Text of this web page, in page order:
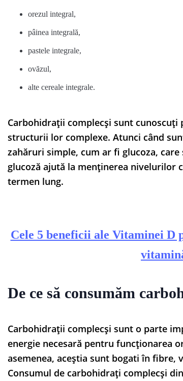
orezul integral,
pâinea integrală,
pastele integrale,
ovăzul,
alte cereale integrale.
Carbohidrații complecși sunt
structurii lor complexe. Atunci când
zahăruri simple, cum ar fi glucoza,
glucoză ajută la menținerea nivelurilor
termen lung.
Cele 5 beneficii ale Vitaminei D
De ce să consumăm
Carbohidrații complecși sunt o parte
energie necesară pentru funcționarea
asemenea, aceștia sunt bogati în fibre,
Consumul de carbohidrați complecși